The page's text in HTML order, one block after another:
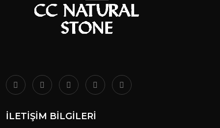
İLETIŞIM BILGILERI